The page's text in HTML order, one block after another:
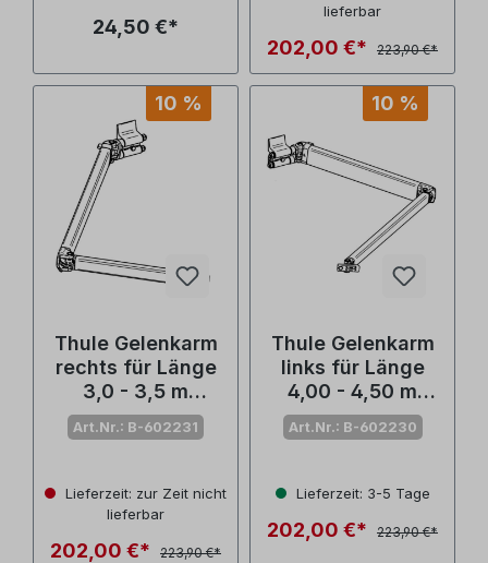
24,50 €*
lieferbar
202,00 €* 223,90 €*
10 %
Thule Gelenkarm
rechts für Länge
3,0 - 3,5 m
Omnistor
4900/4200 (Nr.
Art.Nr.: B-602231
Lieferzeit: zur Zeit nicht
lieferbar
202,00 €* 223,90 €*
10 %
Thule Gelenkarm
links für Länge
4,00 - 4,50 m
Omnistor 4900
(Nr. 1500602230)
Art.Nr.: B-602230
Lieferzeit: 3-5 Tage
202,00 €* 223,90 €*